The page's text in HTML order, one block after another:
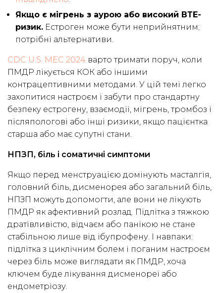
Якщо є мігрень з аурою або високий ВТЕ-
ризик. Естроген може бути неприйнятним;
потрібні альтернативи.
CDC U.S. MEC 2024 варто тримати поруч, коли
ПМДР лікується КОК або іншими
контрацептивними методами. У цій темі легко
захопитися настроєм і забути про стандартну
безпеку естрогену, взаємодії, мігрень, тромбоз і
післяпологові або інші ризики, якщо пацієнтка
старша або має супутні стани.
НПЗП, біль і соматичні симптоми
Якщо перед менструацією домінують масталгія,
головний біль, дисменорея або загальний біль,
НПЗП можуть допомогти, але вони не лікують
ПМДР як афективний розлад. Підлітка з тяжкою
дратівливістю, відчаєм або панікою не стане
стабільною лише від ібупрофену. І навпаки:
підлітка з циклічним болем і поганим настроєм
через біль може виглядати як ПМДР, хоча
ключем буде лікування дисменореї або
ендометріозу.